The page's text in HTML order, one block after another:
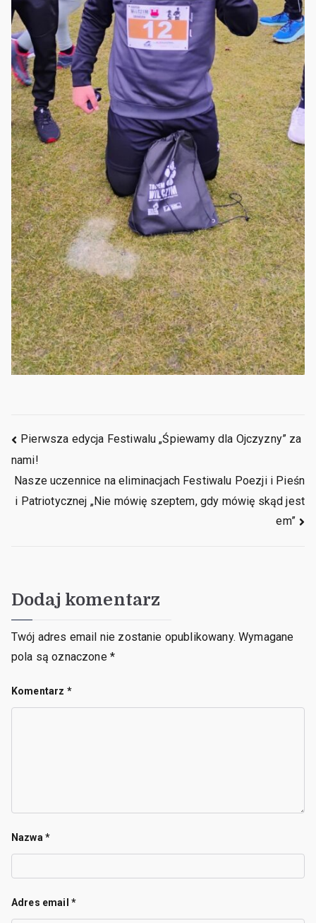
Pierwsza edycja Festiwalu „Śpiewamy dla Ojczyzny” za
nami!
Nasze uczennice na eliminacjach Festiwalu Poezji i Pieśn
i Patriotycznej „Nie mówię szeptem, gdy mówię skąd jest
em”
Dodaj komentarz
Twój adres email nie zostanie opublikowany. Wymagane
pola są oznaczone *
Komentarz *
Nazwa *
Adres email *